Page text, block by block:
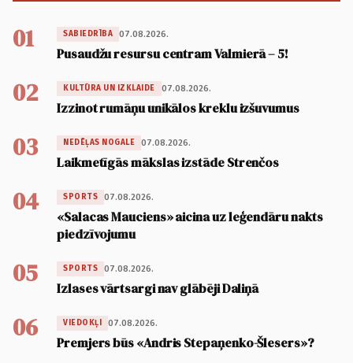
01 SABIEDRĪBA 07.08.2026.
Pusaudžu resursu centram Valmierā – 5!
02 KULTŪRA UN IZKLAIDE 07.08.2026.
Izzinot rumāņu unikālos kreklu izšuvumus
03 NEDĒĻAS NOGALE 07.08.2026.
Laikmetīgās mākslas izstāde Strenčos
04 SPORTS 07.08.2026.
«Salacas Mauciens» aicina uz leģendāru nakts
piedzīvojumu
05 SPORTS 07.08.2026.
Izlases vārtsargi nav glābēji Daliņā
06 VIEDOKĻI 07.08.2026.
Premjers būs «Andris Stepaņenko-Šlesers»?